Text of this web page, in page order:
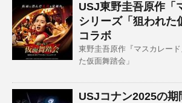
USJ東野圭吾原作「
シリーズ「狙われた
コラボ
東野圭吾原作『マスカレー
た仮面舞踏会」
USJコナン2025の期